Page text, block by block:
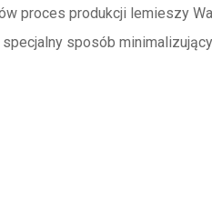
proces produkcji lemieszy
sposób